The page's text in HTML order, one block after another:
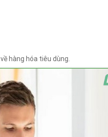
hàng hóa tiêu dùng.